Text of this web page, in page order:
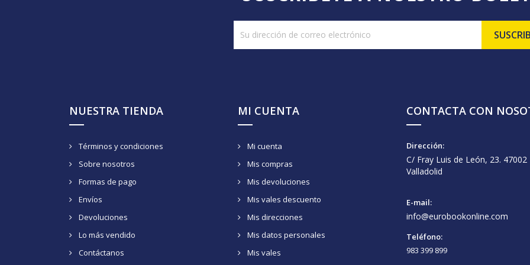
NUESTRA TIENDA
Términos y condiciones
Sobre nosotros
Formas de pago
Envíos
Devoluciones
Lo más vendido
Contáctanos
MI CUENTA
Mi cuenta
Mis compras
Mis devoluciones
Mis vales descuento
Mis direcciones
Mis datos personales
Mis vales
CONTACTA CON
Dirección:
C/ Fray Luis de León, 23. 47002
Valladolid
E-mail:
info@eurobookonline.com
Teléfono:
983 399 899